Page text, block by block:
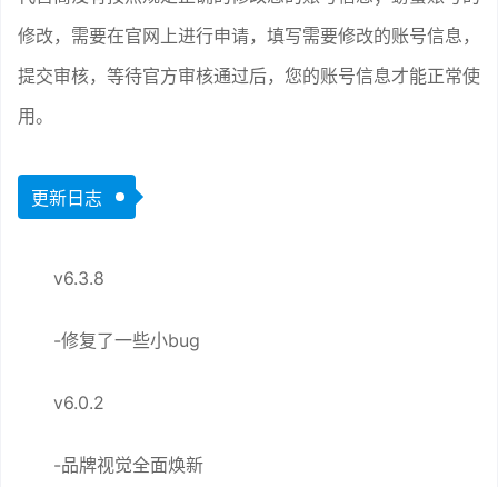
修改，需要在官网上进行申请，填写需要修改的账号信息，
提交审核，等待官方审核通过后，您的账号信息才能正常使
用。
更新日志
v6.3.8
-修复了一些小bug
v6.0.2
-品牌视觉全面焕新